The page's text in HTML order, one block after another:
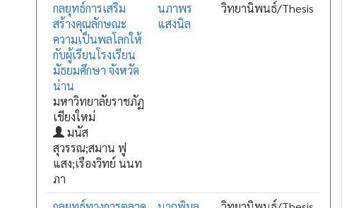
กลยุทธ์การเสริม
สร้างคุณลักษณะ
ความเป็นพลโลกให้
กับผู้เรียนโรงเรียน
มัธยมศึกษา จังหวัด
น่าน
มหาวิทยาลัยราชภัฏ
เชียงใหม่
มนัส
สุวรรณ;สมาน ฟู
แสง;เรืองวิทย์ นนท
ภา
นภาพร
แสงนิล
วิทยานิพนธ์/Thesis